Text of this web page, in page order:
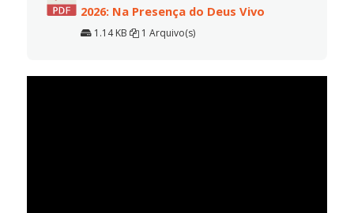
2026: Na Presença do Deus Vivo
1.14 KB 1 Arquivo(s)